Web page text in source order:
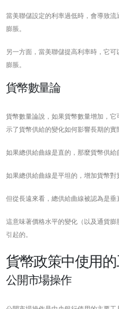
當美聯儲設定的利率過低時，會導致
膨脹。
另一方面，當美聯儲提高利率時，它
膨脹。
貨幣數量論
貨幣數量論說，如果貨幣數量增加，
示了貨幣供給的變化如何影響長期的實
如果總供給曲線是直的，那麼貨幣供給
如果總供給曲線是平坦的，增加貨幣對
但從長遠來看，總供給曲線被認為是垂
這意味著價格水平的變化（以及通貨
引起的。
貨幣政策中使用
公開市場操作